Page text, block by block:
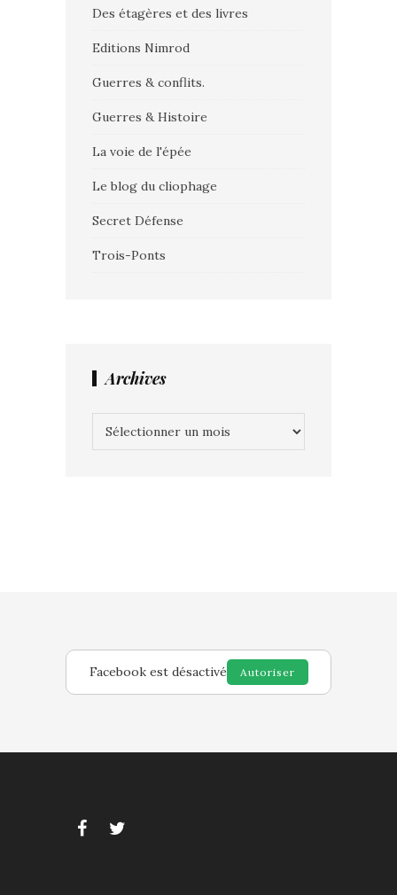
Des étagères et des livres
Editions Nimrod
Guerres & conflits.
Guerres & Histoire
La voie de l'épée
Le blog du cliophage
Secret Défense
Trois-Ponts
Archives
Facebook est désactivé Autoriser